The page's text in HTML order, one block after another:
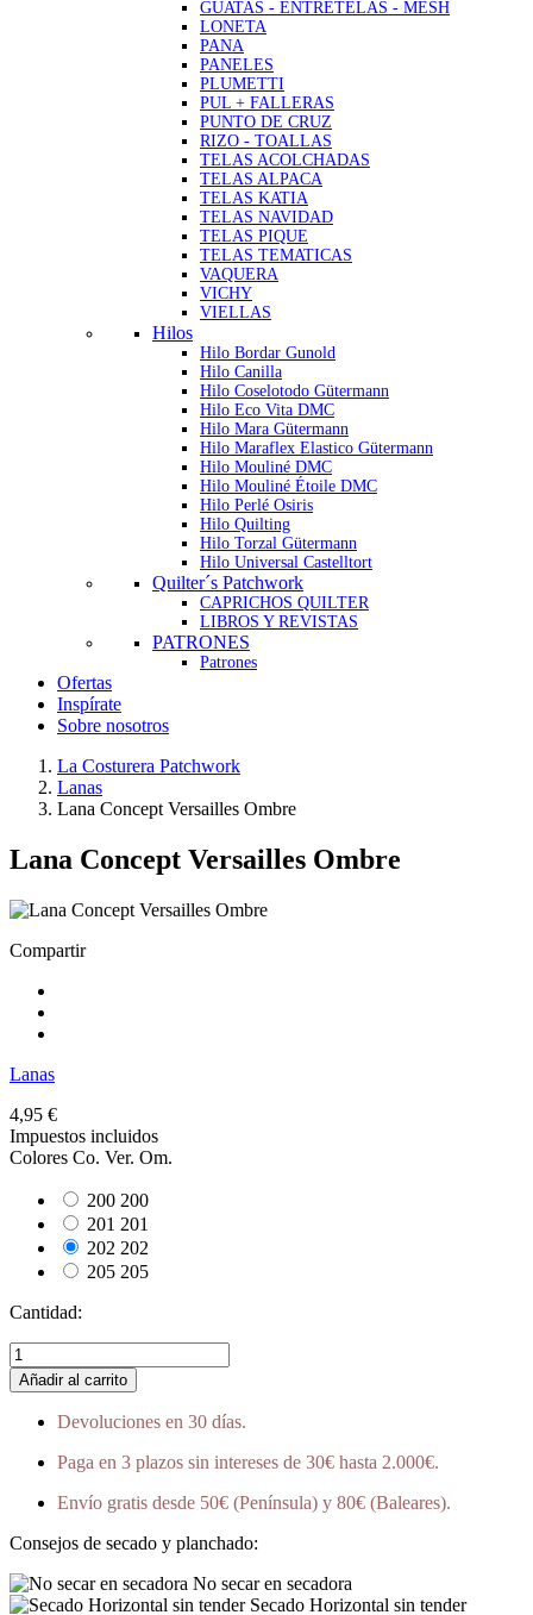
GUATAS - ENTRETELAS - MESH
LONETA
PANA
PANELES
PLUMETTI
PUL + FALLERAS
PUNTO DE CRUZ
RIZO - TOALLAS
TELAS ACOLCHADAS
TELAS ALPACA
TELAS KATIA
TELAS NAVIDAD
TELAS PIQUE
TELAS TEMATICAS
VAQUERA
VICHY
VIELLAS
Hilos
Hilo Bordar Gunold
Hilo Canilla
Hilo Coselotodo Gütermann
Hilo Eco Vita DMC
Hilo Mara Gütermann
Hilo Maraflex Elastico Gütermann
Hilo Mouliné DMC
Hilo Mouliné Étoile DMC
Hilo Perlé Osiris
Hilo Quilting
Hilo Torzal Gütermann
Hilo Universal Castelltort
Quilter´s Patchwork
CAPRICHOS QUILTER
LIBROS Y REVISTAS
PATRONES
Patrones
Ofertas
Inspírate
Sobre nosotros
La Costurera Patchwork
Lanas
Lana Concept Versailles Ombre
Lana Concept Versailles Ombre
Compartir
Lanas
4,95 €
Impuestos incluidos
Colores Co. Ver. Om.
200 200
201 201
202 202
205 205
Cantidad:
Añadir al carrito
Devoluciones en 30 días.
Paga en 3 plazos sin intereses de 30€ hasta 2.000€.
Envío gratis desde 50€ (Península) y 80€ (Baleares).
Consejos de secado y planchado:
No secar en secadora
Secado Horizontal sin tender